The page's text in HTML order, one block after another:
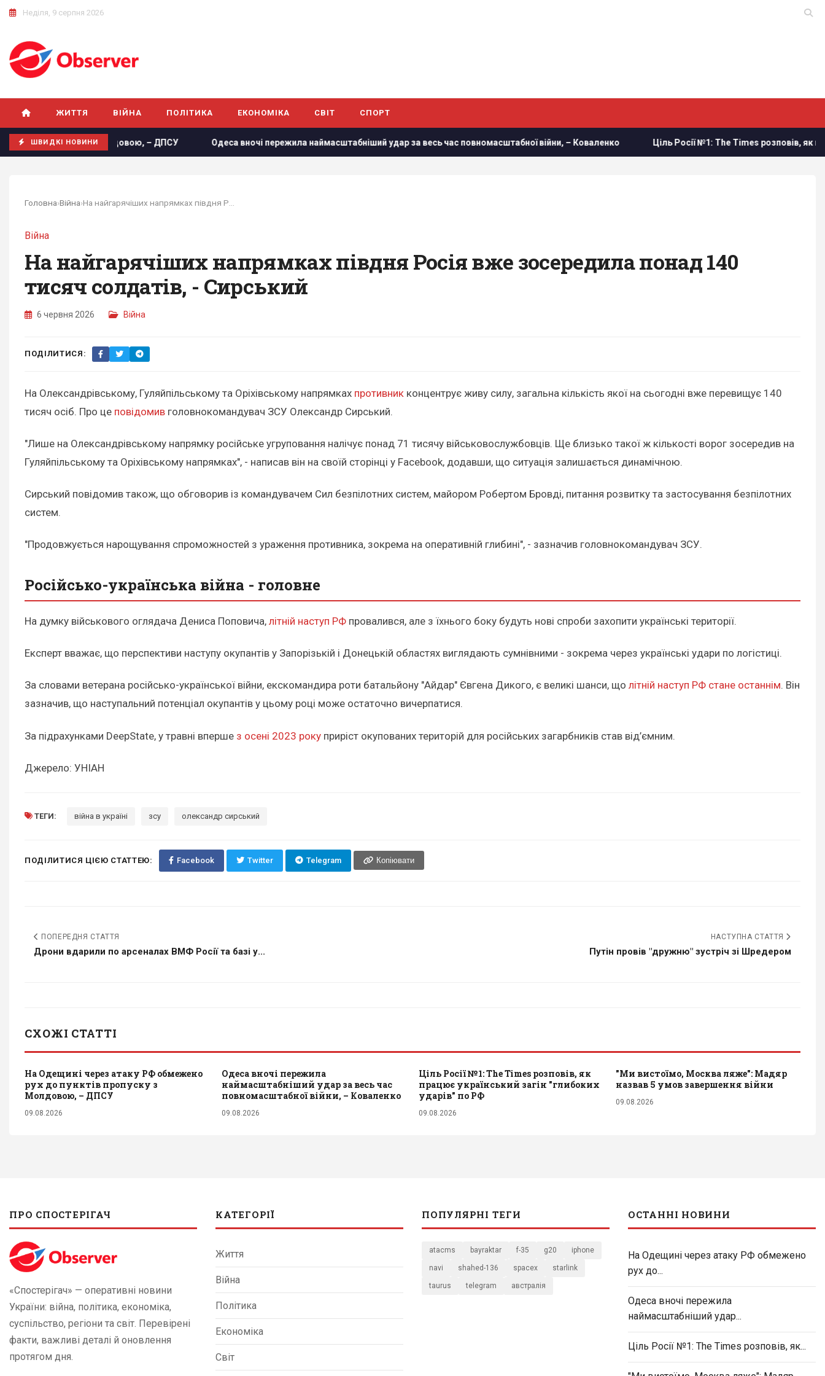
Неділя, 9 серпня 2026
ЖИТТЯ ВІЙНА ПОЛІТИКА ЕКОНОМІКА СВІТ СПОРТ
ШВИДКІ НОВИНИ
пропуску з Молдовою, – ДПСУ Одеса вночі пережила наймасштабніший удар за весь час повномасштабної війни, – Коваленко Ціль Росії №1: The Times розповів, як працює
Головна›Війна›
Війна
На найгарячіших напрямках півдня Росія вже зосередила понад 140
тисяч солдатів, - Сирський
6 червня 2026 Війна
ПОДІЛИТИСЯ:
На Олександрівському, Гуляйпільському та Оріхівському напрямках противник концентрує живу силу, загальна кількість якої на сьогодні вже перевищує 140
тисяч осіб. Про це повідомив головнокомандувач ЗСУ Олександр Сирський.
"Лише на Олександрівському напрямку російське угруповання налічує понад 71 тисячу військовослужбовців. Ще близько такої ж кількості ворог зосередив на
Гуляйпільському та Оріхівському напрямках", - написав він на своїй сторінці у Facebook, додавши, що ситуація залишається динамічною.
Сирський повідомив також, що обговорив із командувачем Сил безпілотних систем, майором Робертом Бровді, питання розвитку та застосування безпілотних
систем.
"Продовжується нарощування спроможностей з ураження противника, зокрема на оперативній глибині", - зазначив головнокомандувач ЗСУ.
Російсько-українська війна - головне
На думку військового оглядача Дениса Поповича, літній наступ РФ провалився, але з їхнього боку будуть нові спроби захопити українські території.
Експерт вважає, що перспективи наступу окупантів у Запорізькій і Донецькій областях виглядають сумнівними - зокрема через українські удари по логістиці.
За словами ветерана російсько-української війни, екскомандира роти батальйону "Айдар" Євгена Дикого, є великі шанси, що літній наступ РФ стане останнім. Він
зазначив, що наступальний потенціал окупантів у цьому році може остаточно вичерпатися.
За підрахунками DeepState, у травні вперше з осені 2023 року приріст окупованих територій для російських загарбників став від’ємним.
Джерело: УНІАН
ТЕГИ: війна в україні зсу олександр сирський
ПОДІЛИТИСЯ ЦІЄЮ СТАТТЕЮ: Facebook Twitter Telegram Копіювати
ПОПЕРЕДНЯ СТАТТЯ
Дрони вдарили по арсеналах ВМФ Росії та базі у...
НАСТУПНА СТАТТЯ
Путін провів "дружню" зустріч зі Шредером
СХОЖІ СТАТТІ
На Одещині через атаку РФ обмежено
рух до пунктів пропуску з
Молдовою, – ДПСУ
09.08.2026
Одеса вночі пережила
наймасштабніший удар за весь час
повномасштабної війни, – Коваленко
09.08.2026
Ціль Росії №1: The Times розповів, як
працює український загін "глибоких
ударів" по РФ
09.08.2026
"Ми вистоїмо, Москва ляже": Мадяр
назвав 5 умов завершення війни
09.08.2026
ПРО СПОСТЕРІГАЧ
«Спостерігач» — оперативні новини
України: війна, політика, економіка,
суспільство, регіони та світ. Перевірені
факти, важливі деталі й оновлення
протягом дня.
КАТЕГОРІЇ
Життя
Війна
Політика
Економіка
Світ
ПОПУЛЯРНІ ТЕГИ
atacms bayraktar f-35 g20 iphone
navi shahed-136 spacex starlink
taurus telegram австралія
ОСТАННІ НОВИНИ
На Одещині через атаку РФ обмежено
рух до...
Одеса вночі пережила
наймасштабніший удар...
Ціль Росії №1: The Times розповів, як...